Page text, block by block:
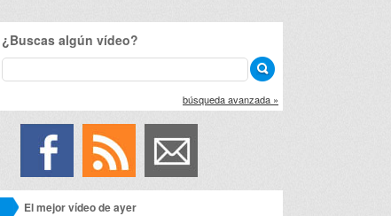
¿Buscas algún vídeo?
búsqueda avanzada »
El mejor vídeo de ayer